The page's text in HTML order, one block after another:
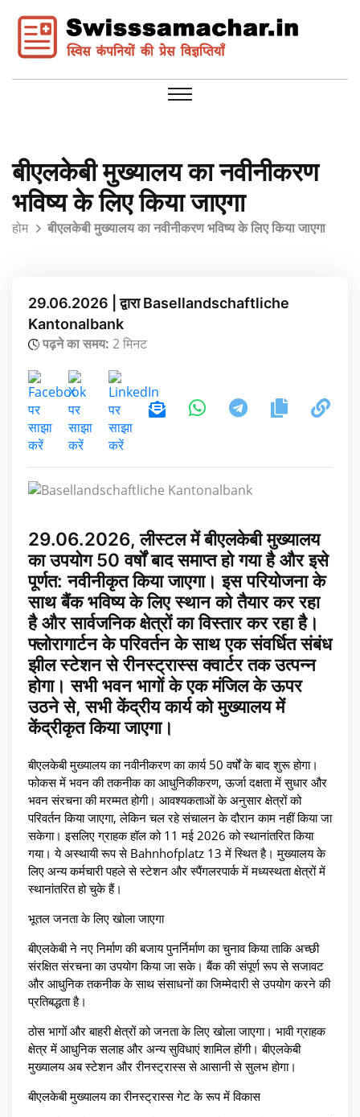
बीएलकेबी मुख्यालय का नवीनीकरण
भविष्य के लिए किया जाएगा
होम बीएलकेबी मुख्यालय का नवीनीकरण भविष्य के लिए किया जाएगा
29.06.2026 | द्वारा Basellandschaftliche
Kantonalbank
पढ़ने का समय: 2 मिनट
29.06.2026, लीस्टल में बीएलकेबी मुख्यालय
का उपयोग 50 वर्षों बाद समाप्त हो गया है और इसे
पूर्णत: नवीनीकृत किया जाएगा। इस परियोजना के
साथ बैंक भविष्य के लिए स्थान को तैयार कर रहा
है और सार्वजनिक क्षेत्रों का विस्तार कर रहा है।
फ्लोरागार्टन के परिवर्तन के साथ एक संवर्धित संबंध
झील स्टेशन से रीनस्ट्रास्स क्वार्टर तक उत्पन्न
होगा। सभी भवन भागों के एक मंजिल के ऊपर
उठने से, सभी केंद्रीय कार्य को मुख्यालय में
केंद्रीकृत किया जाएगा।
बीएलकेबी मुख्यालय का नवीनीकरण का कार्य 50 वर्षों के बाद शुरू होगा।
फोकस में भवन की तकनीक का आधुनिकीकरण, ऊर्जा दक्षता में सुधार और
भवन संरचना की मरम्मत होगी। आवश्यकताओं के अनुसार क्षेत्रों को
परिवर्तन किया जाएगा, लेकिन चल रहे संचालन के दौरान काम नहीं किया जा
सकेगा। इसलिए ग्राहक हॉल को 11 मई 2026 को स्थानांतरित किया
गया। ये अस्थायी रूप से Bahnhofplatz 13 में स्थित है। मुख्यालय के
लिए अन्य कर्मचारी पहले से स्टेशन और स्पैंगलरपार्क में मध्यस्थता क्षेत्रों में
स्थानांतरित हो चुके हैं।
भूतल जनता के लिए खोला जाएगा
बीएलकेबी ने नए निर्माण की बजाय पुनर्निर्माण का चुनाव किया ताकि अच्छी
संरक्षित संरचना का उपयोग किया जा सके। बैंक की संपूर्ण रूप से सजावट
और आधुनिक तकनीक के साथ संसाधनों का जिम्मेदारी से उपयोग करने की
प्रतिबद्धता है।
ठोस भागों और बाहरी क्षेत्रों को जनता के लिए खोला जाएगा। भावी ग्राहक
क्षेत्र में आधुनिक सलाह और अन्य सुविधाएं शामिल होंगी। बीएलकेबी
मुख्यालय अब स्टेशन और रीनस्ट्रास्स से आसानी से सुलभ होगा।
बीएलकेबी मुख्यालय का रीनस्ट्रास्स गेट के रूप में विकास